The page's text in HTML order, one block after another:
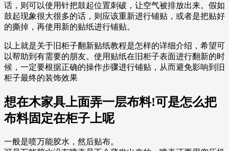
话，则可以使用针把鼓起位置刺破，让空气被排放出来。假如
鼓起现象很大很多的话，则应该重新进行铺贴，或者是把贴好
的撕掉，再使用新的贴纸进行铺贴。
以上就是关于旧柜子翻新贴纸教程是怎样的详细介绍，希望可
以帮助到有需要的朋友。使用贴纸在旧柜子表面进行翻新的时
候，一定要根据正确的操作步骤进行铺贴，从而避免影响到旧
柜子最终的装饰效果
想在木家具上面弄一层布料!可是怎么把
布料固定在柜子上呢
一般是喷万能胶水，然后贴布。